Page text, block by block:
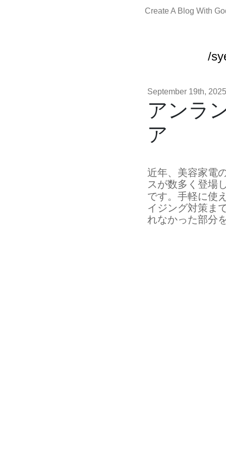
Create A Blog With
/
September 19th, 2025
アンラ
ア
近年、美容家電
スが数多く登場
です。手軽に使
イジング対策ま
れなかった部分